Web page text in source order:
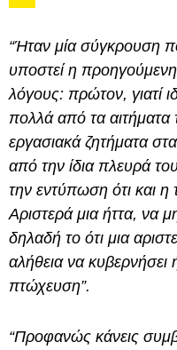
“Ήταν μία σύγκρουση
υποστεί η
λόγους: πρώτον, γιατί
πολλά από τα αιτήματα
εργασιακά ζητήματα
από την ίδια πλευρά
την εντύπωση ότι και η
Αριστερά μια ήττα, να
δηλαδή το ότι μια
αλήθεια να
πτώχευση”.
“Προφανώς κάνεις